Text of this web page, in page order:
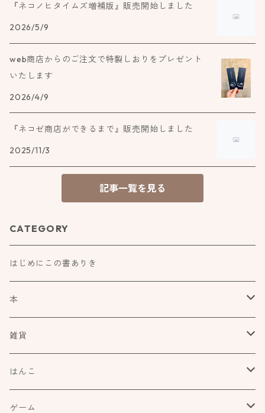
『ネコノヒタイムズ増補版』販売開始しました
2026/5/9
web商店からのご注文で特製しおりをプレゼント
いたします
2026/4/9
『ネコゼ商店ができるまで』販売開始しました
2025/11/3
記事一覧を見る
CATEGORY
はじめにこの書ありき
本
食べもの飲みものお酒とか
アートや絵本の世界
だれかの考えごと
雑貨
kurofutago
ブローチ
文具
はんこ
オスコラボ
ゲーム